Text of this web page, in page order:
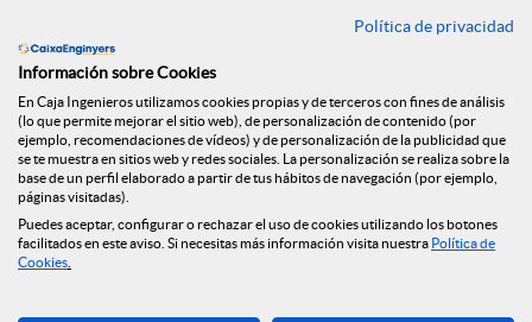
Encuéntranos en
Blog
Política de privacidad
Información sobre Cookies
En Caja Ingenieros utilizamos cookies propias y de terceros con fines de análisis
(lo que permite mejorar el sitio web), de personalización de contenido (por
ejemplo, recomendaciones de vídeos) y de personalización de la publicidad que
se te muestra en sitios web y redes sociales. La personalización se realiza sobre la
base de un perfil elaborado a partir de tus hábitos de navegación (por ejemplo,
páginas visitadas).
Puedes aceptar, configurar o rechazar el uso de cookies utilizando los botones
facilitados en este aviso. Si necesitas más información visita nuestra Política de
Cookies